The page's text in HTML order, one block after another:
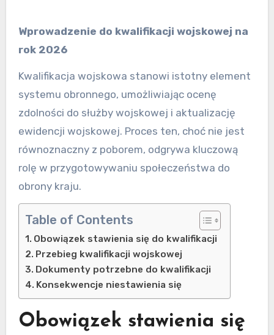
Wprowadzenie do kwalifikacji wojskowej na
rok 2026
Kwalifikacja wojskowa stanowi istotny element
systemu obronnego, umożliwiając ocenę
zdolności do służby wojskowej i aktualizację
ewidencji wojskowej. Proces ten, choć nie jest
równoznaczny z poborem, odgrywa kluczową
rolę w przygotowywaniu społeczeństwa do
obrony kraju.
Table of Contents
Obowiązek stawienia się do kwalifikacji
Przebieg kwalifikacji wojskowej
Dokumenty potrzebne do kwalifikacji
Konsekwencje niestawienia się
Obowiązek stawienia się